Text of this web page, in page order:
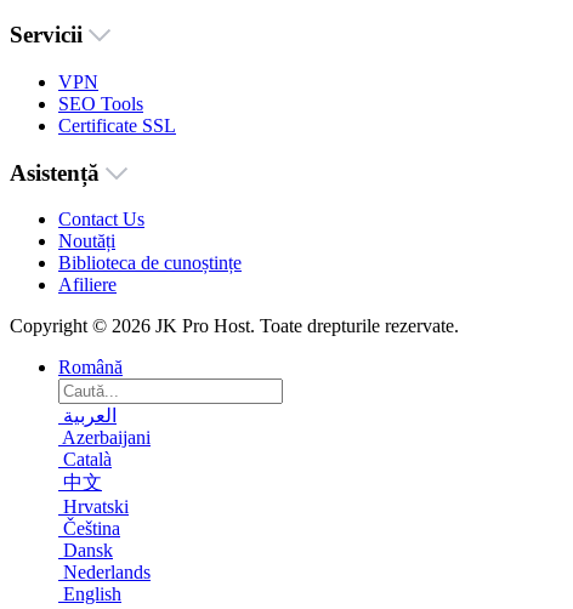
Servicii
VPN
SEO Tools
Certificate SSL
Asistență
Contact Us
Noutăți
Biblioteca de cunoștințe
Afiliere
Copyright © 2026 JK Pro Host. Toate drepturile rezervate.
Română
العربية
Azerbaijani
Català
中文
Hrvatski
Čeština
Dansk
Nederlands
English